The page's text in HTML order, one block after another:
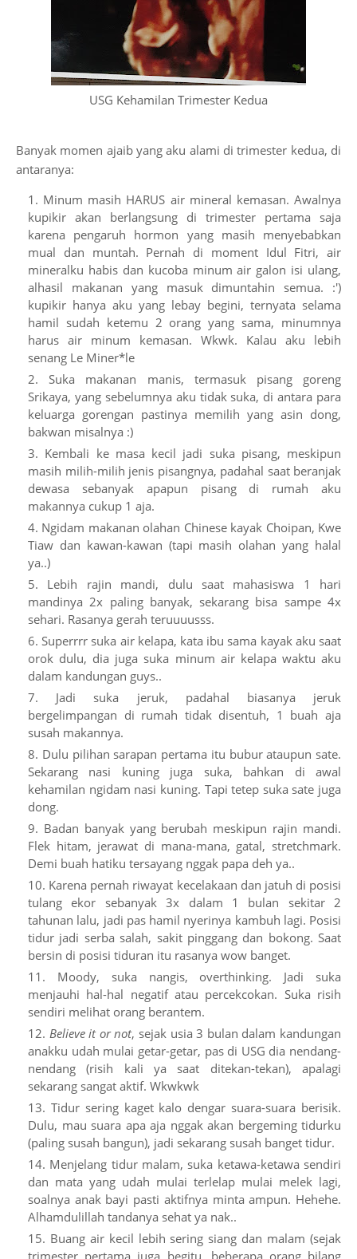
USG Kehamilan Trimester Kedua
Banyak momen ajaib yang aku alami di trimester kedua, di
antaranya:
Minum masih HARUS air mineral kemasan. Awalnya
kupikir akan berlangsung di trimester pertama saja
karena pengaruh hormon yang masih menyebabkan
mual dan muntah. Pernah di moment Idul Fitri, air
mineralku habis dan kucoba minum air galon isi ulang,
alhasil makanan yang masuk dimuntahin semua. :')
kupikir hanya aku yang lebay begini, ternyata selama
hamil sudah ketemu 2 orang yang sama, minumnya
harus air minum kemasan. Wkwk. Kalau aku lebih
senang Le Miner*le
Suka makanan manis, termasuk pisang goreng
Srikaya, yang sebelumnya aku tidak suka, di antara para
keluarga gorengan pastinya memilih yang asin dong,
bakwan misalnya :)
Kembali ke masa kecil jadi suka pisang, meskipun
masih milih-milih jenis pisangnya, padahal saat beranjak
dewasa sebanyak apapun pisang di rumah aku
makannya cukup 1 aja.
Ngidam makanan olahan Chinese kayak Choipan, Kwe
Tiaw dan kawan-kawan (tapi masih olahan yang halal
ya..)
Lebih rajin mandi, dulu saat mahasiswa 1 hari
mandinya 2x paling banyak, sekarang bisa sampe 4x
sehari. Rasanya gerah teruuuusss.
Superrrr suka air kelapa, kata ibu sama kayak aku saat
orok dulu, dia juga suka minum air kelapa waktu aku
dalam kandungan guys..
Jadi suka jeruk, padahal biasanya jeruk
bergelimpangan di rumah tidak disentuh, 1 buah aja
susah makannya.
Dulu pilihan sarapan pertama itu bubur ataupun sate.
Sekarang nasi kuning juga suka, bahkan di awal
kehamilan ngidam nasi kuning. Tapi tetep suka sate juga
dong.
Badan banyak yang berubah meskipun rajin mandi.
Flek hitam, jerawat di mana-mana, gatal, stretchmark.
Demi buah hatiku tersayang nggak papa deh ya..
Karena pernah riwayat kecelakaan dan jatuh di posisi
tulang ekor sebanyak 3x dalam 1 bulan sekitar 2
tahunan lalu, jadi pas hamil nyerinya kambuh lagi. Posisi
tidur jadi serba salah, sakit pinggang dan bokong. Saat
bersin di posisi tiduran itu rasanya wow banget.
Moody, suka nangis, overthinking. Jadi suka
menjauhi hal-hal negatif atau percekcokan. Suka risih
sendiri melihat orang berantem.
Believe it or not, sejak usia 3 bulan dalam kandungan
anakku udah mulai getar-getar, pas di USG dia nendang-
nendang (risih kali ya saat ditekan-tekan), apalagi
sekarang sangat aktif. Wkwkwk
Tidur sering kaget kalo dengar suara-suara berisik.
Dulu, mau suara apa aja nggak akan bergeming tidurku
(paling susah bangun), jadi sekarang susah banget tidur.
Menjelang tidur malam, suka ketawa-ketawa sendiri
dan mata yang udah mulai terlelap mulai melek lagi,
soalnya anak bayi pasti aktifnya minta ampun. Hehehe.
Alhamdulillah tandanya sehat ya nak..
Buang air kecil lebih sering siang dan malam (sejak
trimester pertama juga begitu, beberapa orang bilang